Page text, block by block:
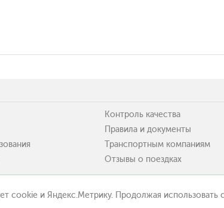
cookie и Яндекс.Метрику. Продолжая использовать
Контроль качества
Правила и документы
Транспортным компаниям
Отзывы о поездках